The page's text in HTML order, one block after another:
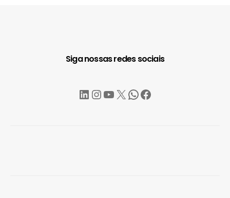
Siga nossas redes sociais
LinkedIn
Instagram
YouTube
X WhatsApp
Facebook